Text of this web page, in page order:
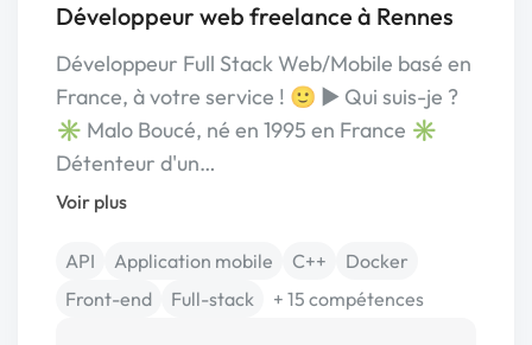
Développeur web freelance à Rennes
Développeur Full Stack Web/Mobile basé en
France, à votre service ! 🙂 ► Qui suis-je ?
✳️ Malo Boucé, né en 1995 en France ✳️
Détenteur d'un…
Voir plus
API Application mobile C++
Docker
Front-end
Full-stack + 15 compétences